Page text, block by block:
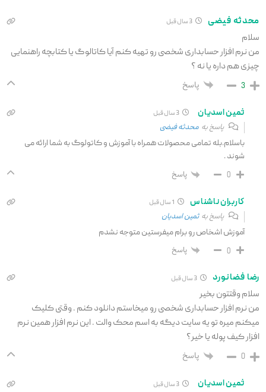
محدثه فیضی
سلام
من نرم افزار حسابداری شخصی رو تهیه کنم آیا کاتالوگ یا کتابچه راهنمایی
چیزی هم داره یا نه ؟
3 پاسخ
ثمین اسدیان
پاسخ به محدثه فیضی
باسلام.بله تمامی محصولات همراه با آموزش و کاتولوگ به شما ارائه می
شوند .
0 پاسخ
کاربران ناشناس
پاسخ بهثمین اسدیان
آموزش اشخاص رو برام میفرستین متوجه نشدم
0 پاسخ
رضا فضانورد
سلام وقتتون بخیر
من نرم افزار حسابداری شخصی رو میخاستم دانلود کنم . وقتی کلیک
میکنم میره تو یه سایت دیگه به اسم محک والت . این نرم افزار همین نرم
افزار کیف پوله یا خیر؟
0 پاسخ
ثمین اسدیان